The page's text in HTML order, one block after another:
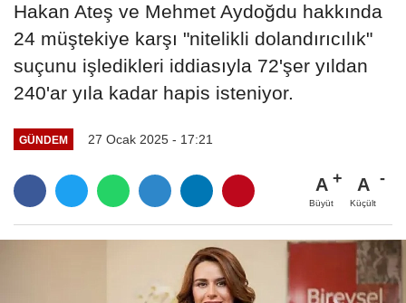
Hakan Ateş ve Mehmet Aydoğdu hakkında
24 müştekiye karşı "nitelikli dolandırıcılık"
suçunu işledikleri iddiasıyla 72'şer yıldan
240'ar yıla kadar hapis isteniyor.
GÜNDEM 27 Ocak 2025 - 17:21
A
Büyüt
A
Küçült